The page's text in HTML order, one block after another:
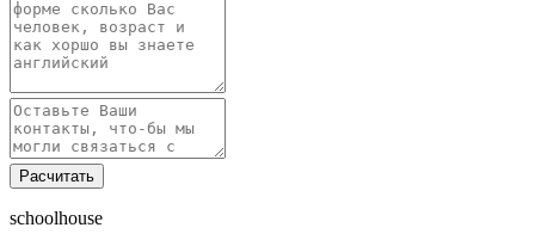
Расчитать
schoolhouse